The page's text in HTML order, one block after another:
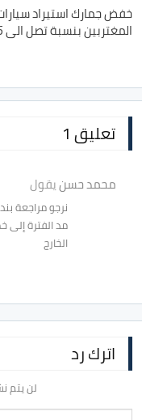
خفض جمارك استيراد
المغتربين بنسبة تصل الى 35%
تعليق 1
محمد حسنيقول
نرجو مراجعة
مد الفترة إلى
الخارج
اترك رد
لن يتم